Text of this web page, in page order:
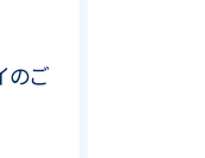
のご